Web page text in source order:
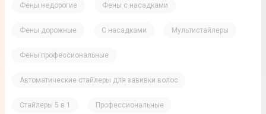
Фены недорогие Фены с насадками
Фены дорожные С насадками Мультистайлеры
Фены профессиональные
Автоматические стайлеры для завивки волос
Стайлеры 5 в 1 Профессиональные